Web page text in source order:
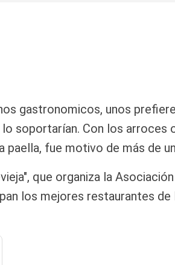
gastronomicos, unos
soportarían. Con los arroces
fue motivo de más de
que organiza la
los mejores restaurantes de